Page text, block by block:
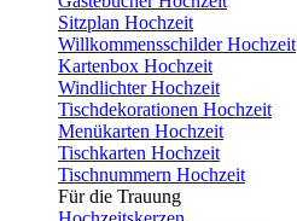
Sitzplan Hochzeit
Willkommensschilder Hochzeit
Kartenbox Hochzeit
Windlichter Hochzeit
Tischdekorationen Hochzeit
Menükarten Hochzeit
Tischkarten Hochzeit
Tischnummern Hochzeit
Für die Trauung